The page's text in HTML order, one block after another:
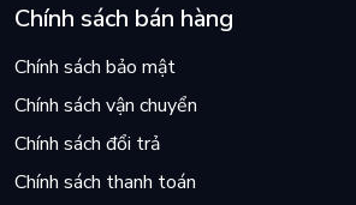
Chính sách bán hàng
Chính sách bảo mật
Chính sách vận chuyển
Chính sách đổi trả
Chính sách thanh toán